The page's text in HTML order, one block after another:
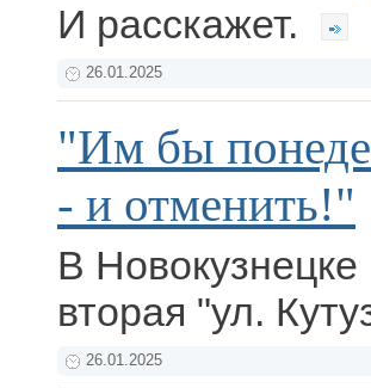
И расскажет.
26.01.2025
"Им бы
- и отменить!"
В
вторая "ул.
26.01.2025